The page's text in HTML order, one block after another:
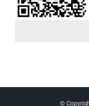
©